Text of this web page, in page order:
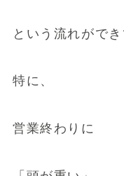
という流れがで
特に、
営業終わりに